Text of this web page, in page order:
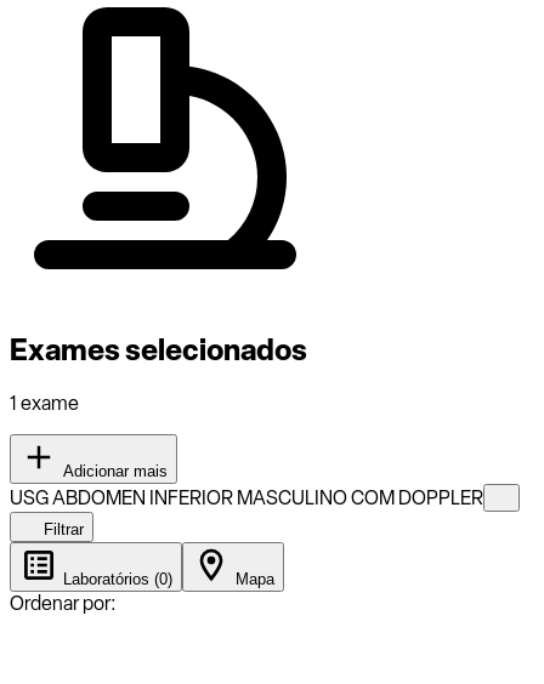
Exames selecionados
1 exame
Adicionar mais
USG ABDOMEN INFERIOR MASCULINO COM DOPPLER
Filtrar
Laboratórios (0) Mapa
Ordenar por: